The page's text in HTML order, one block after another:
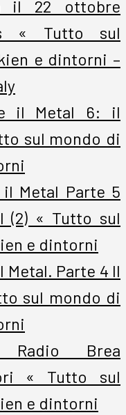
il 22 ottobre
« Tutto sul
e dintorni –
il Metal 6: il
sul mondo di
Metal Parte 5
(2) « Tutto sul
e dintorni
Metal. Parte 4 Il
sul mondo di
Radio Brea
« Tutto sul
e dintorni